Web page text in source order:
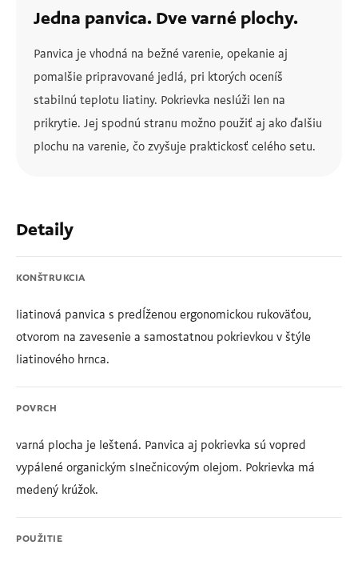
Jedna panvica. Dve varné plochy.
Panvica je vhodná na bežné varenie, opekanie aj
pomalšie pripravované jedlá, pri ktorých oceníš
stabilnú teplotu liatiny. Pokrievka neslúži len na
prikrytie. Jej spodnú stranu možno použiť aj ako ďalšiu
plochu na varenie, čo zvyšuje praktickosť celého setu.
Detaily
KONŠTRUKCIA
liatinová panvica s predĺženou ergonomickou rukoväťou,
otvorom na zavesenie a samostatnou pokrievkou v štýle
liatinového hrnca.
POVRCH
varná plocha je leštená. Panvica aj pokrievka sú vopred
vypálené organickým slnečnicovým olejom. Pokrievka má
medený krúžok.
POUŽITIE